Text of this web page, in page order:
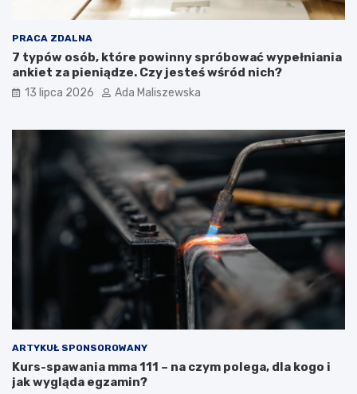
PRACA ZDALNA
7 typów osób, które powinny spróbować wypełniania
ankiet za pieniądze. Czy jesteś wśród nich?
13 lipca 2026 Ada Maliszewska
ARTYKUŁ SPONSOROWANY
Kurs-spawania mma 111 – na czym polega, dla kogo i
jak wygląda egzamin?